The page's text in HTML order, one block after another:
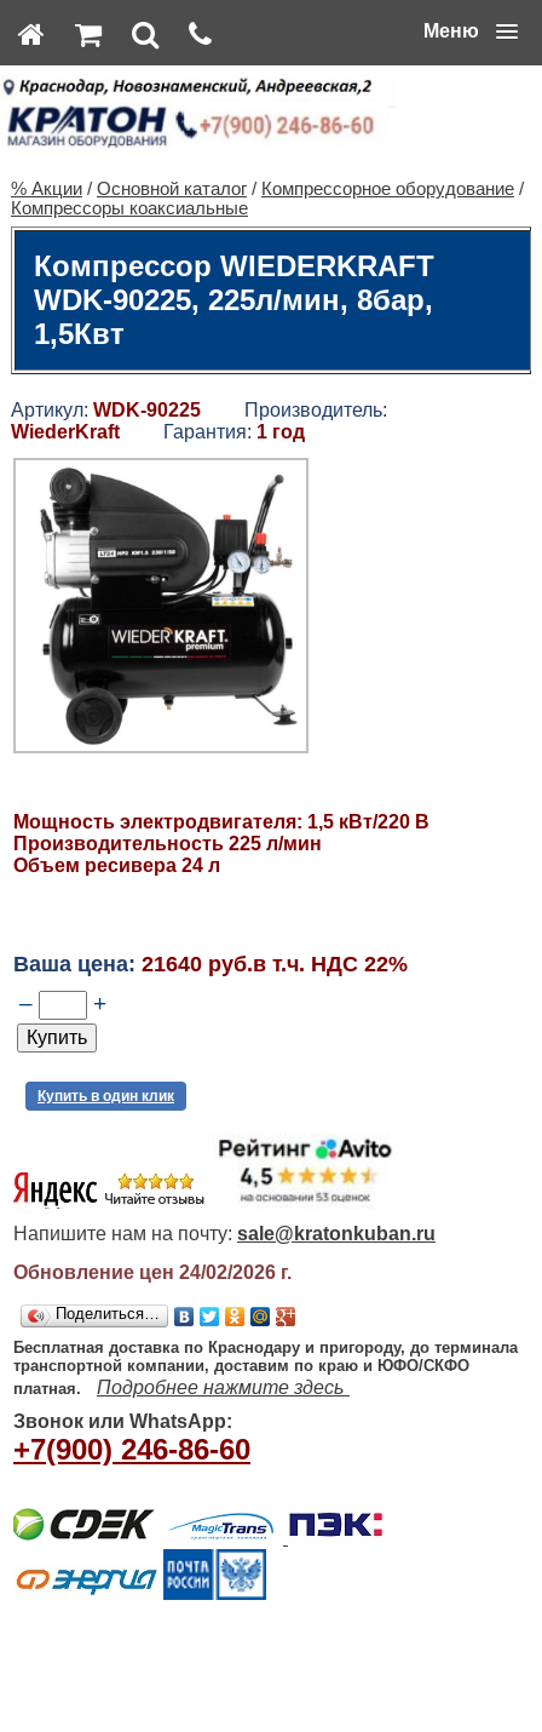
Меню
% Акции/ Основной каталог/ Компрессорное оборудование/
Компрессоры коаксиальные
Компрессор WIEDERKRAFT
WDK-90225, 225л/мин, 8бар,
1,5Квт
Артикул: WDK-90225Производитель:
WiederKraftГарантия: 1 год
Мощность электродвигателя: 1,5 кВт/220 В
Производительность 225 л/мин
Объем ресивера 24 л
Ваша цена: 21640 руб.в т.ч. НДС 22%
– +
Купить в один клик
Напишите нам на почту: sale@kratonkuban.ru
Обновление цен 24/02/2026г.
Поделиться…
Бесплатная доставка по Краснодару и пригороду, до терминала
транспортной компании, доставим по краю и ЮФО/СКФО
платная.
Подробнее нажмите здесь
Звонок или WhatsApp:
+7(900) 246-86-60